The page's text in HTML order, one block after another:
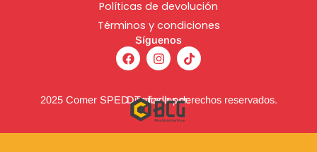
Políticas de devolución
Términos y condiciones
Síguenos
F
a
c
b
o
o
k
I
n
s
a
g
r
a
T
i
k
o
2025 Comer SPED. Todos los derechos reservados.
Diseñado por: